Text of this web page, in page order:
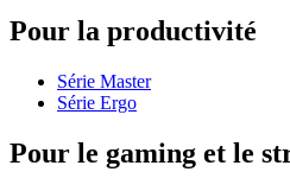
Pour la productivité
Série Master
Série Ergo
Pour le gaming et le